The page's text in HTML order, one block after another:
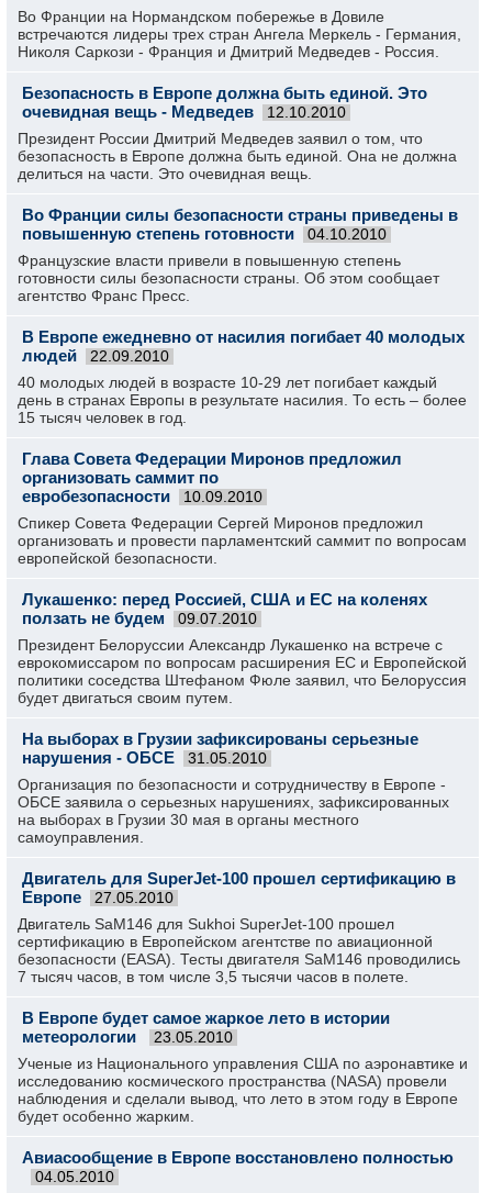
Во Франции на Нормандском побережье в Довиле
встречаются лидеры трех стран Ангела Меркель - Германия,
Николя Саркози - Франция и Дмитрий Медведев - Россия.
Безопасность в Европе должна быть единой. Это
очевидная вещь - Медведев
12.10.2010
Президент России Дмитрий Медведев заявил о том, что
безопасность в Европе должна быть единой. Она не должна
делиться на части. Это очевидная вещь.
Во Франции силы безопасности страны приведены в
повышенную степень готовности
04.10.2010
Французские власти привели в повышенную степень
готовности силы безопасности страны. Об этом сообщает
агентство Франс Пресс.
В Европе ежедневно от насилия погибает 40 молодых
людей
22.09.2010
40 молодых людей в возрасте 10-29 лет погибает каждый
день в странах Европы в результате насилия. То есть – более
15 тысяч человек в год.
Глава Совета Федерации Миронов предложил
организовать саммит по
евробезопасности
10.09.2010
Спикер Совета Федерации Сергей Миронов предложил
организовать и провести парламентский саммит по вопросам
европейской безопасности.
Лукашенко: перед Россией, США и ЕС на коленях
ползать не будем
09.07.2010
Президент Белоруссии Александр Лукашенко на встрече с
еврокомиссаром по вопросам расширения ЕС и Европейской
политики соседства Штефаном Фюле заявил, что Белоруссия
будет двигаться своим путем.
На выборах в Грузии зафиксированы серьезные
нарушения - ОБСЕ
31.05.2010
Организация по безопасности и сотрудничеству в Европе -
ОБСЕ заявила о серьезных нарушениях, зафиксированных
на выборах в Грузии 30 мая в органы местного
самоуправления.
Двигатель для SuperJet-100 прошел сертификацию в
Европе
27.05.2010
Двигатель SaM146 для Sukhoi SuperJet-100 прошел
сертификацию в Европейском агентстве по авиационной
безопасности (ЕАSA). Тесты двигателя SaM146 проводились
7 тысяч часов, в том числе 3,5 тысячи часов в полете.
В Европе будет самое жаркое лето в истории
метеорологии
23.05.2010
Ученые из Национального управления США по аэронавтике и
исследованию космического пространства (NASA) провели
наблюдения и сделали вывод, что лето в этом году в Европе
будет особенно жарким.
Авиасообщение в Европе восстановлено полностью
04.05.2010